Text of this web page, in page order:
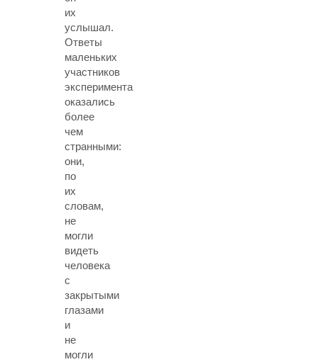
их
услышал.
Ответы
маленьких
участников
эксперимента
оказались
более
чем
странными:
они,
по
их
словам,
не
могли
видеть
человека
с
закрытыми
глазами
и
не
могли